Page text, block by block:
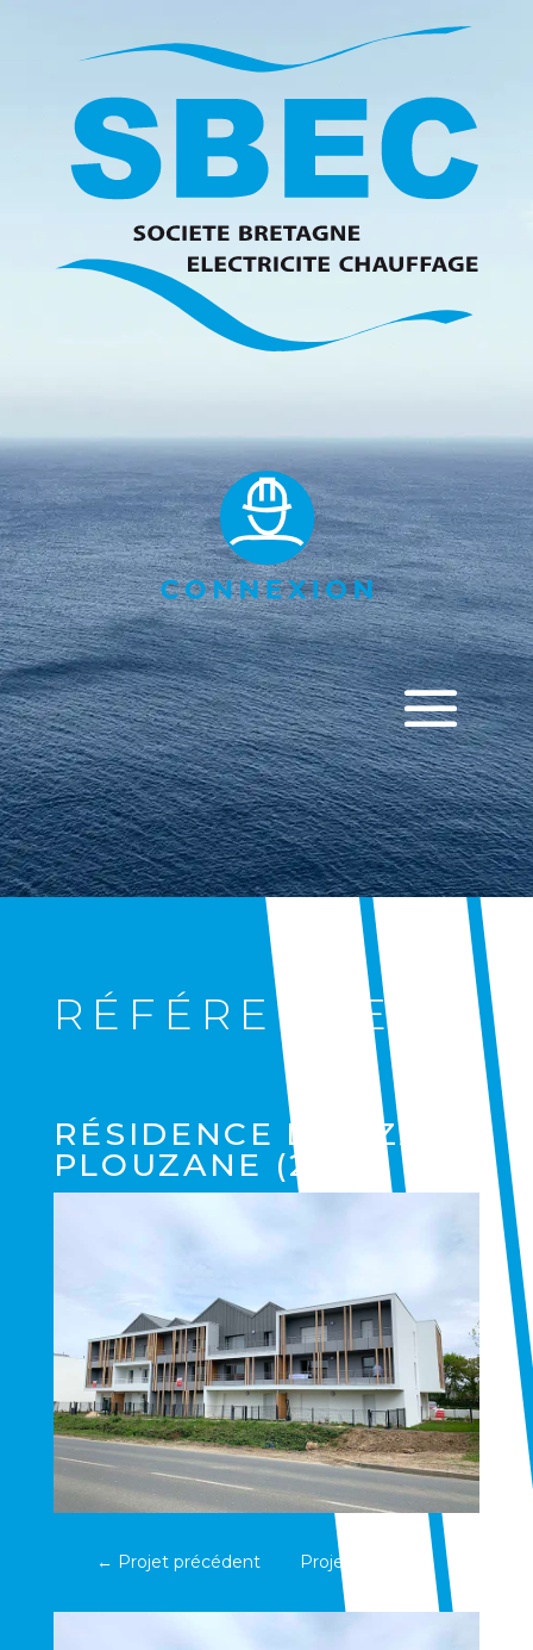
RÉFÉRENCES
RÉSIDENCE LOEIZA
PLOUZANE (29)
← Projet précédent Projet suivant →